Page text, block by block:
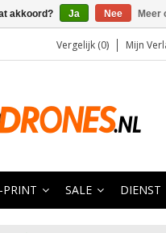
Vergelijk (0) Mijn
SALE DIENST
akkoord? Ja Nee Meer